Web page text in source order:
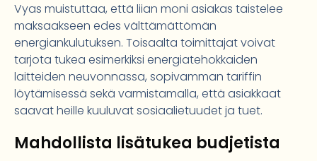
Vyas muistuttaa, että liian moni asiakas taistelee
maksaakseen edes välttämättömän
energiankulutuksen. Toisaalta toimittajat voivat
tarjota tukea esimerkiksi energiatehokkaiden
laitteiden neuvonnassa, sopivamman tariffin
löytämisessä sekä varmistamalla, että asiakkaat
saavat heille kuuluvat sosiaalietuudet ja tuet.
Mahdollista lisätukea budjetista